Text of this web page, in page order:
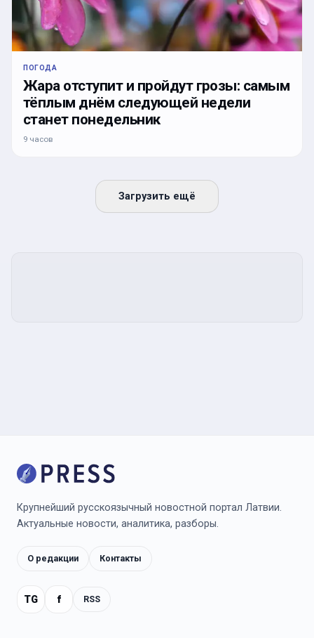
ПОГОДА
Жара отступит и пройдут грозы: самым
тёплым днём следующей недели
станет понедельник
9 часов
Загрузить ещё
Крупнейший русскоязычный новостной портал Латвии.
Актуальные новости, аналитика, разборы.
О редакции Контакты
TG f RSS